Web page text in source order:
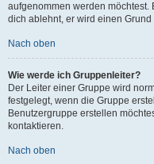
aufgenommen werden
dich ablehnt, er wird einen
Nach oben
Wie werde ich Gruppenleiter?
Der Leiter einer Gruppe wird
festgelegt, wenn die Gruppe
Benutzergruppe erstellen
kontaktieren.
Nach oben